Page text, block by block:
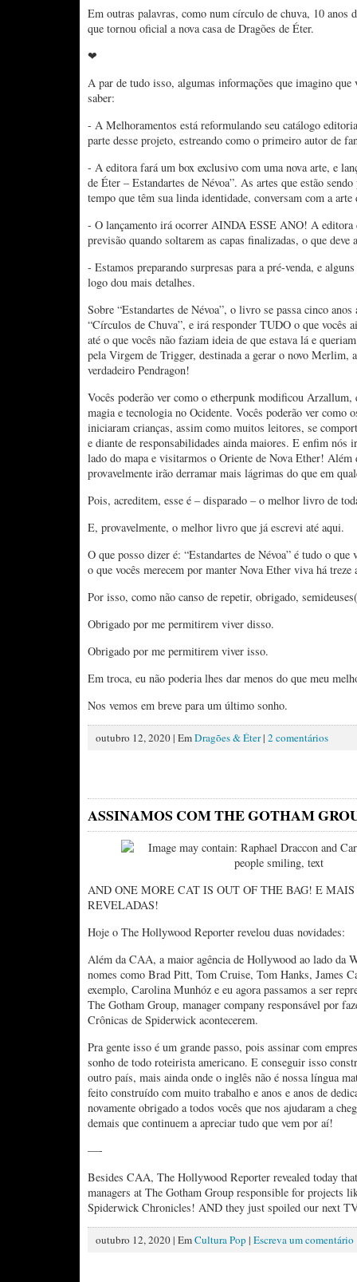
Em outras palavras, como num círculo de chuva, 10 anos
que tornou oficial a nova casa de Dragões de Éter.
❤
A par de tudo isso, algumas informações que imagino que
saber:
- A Melhoramentos está reformulando seu catálogo
parte desse projeto, estreando como o primeiro autor de
- A editora fará um box exclusivo com uma nova arte, e
de Éter – Estandartes de Névoa”. As artes que estão
tempo que têm sua linda identidade, conversam com a arte
- O lançamento irá ocorrer AINDA ESSE ANO! A editora
previsão quando soltarem as capas finalizadas, o que deve
- Estamos preparando surpresas para a pré-venda, e
logo dou mais detalhes.
Sobre “Estandartes de Névoa”, o livro se passa cinco anos
“Círculos de Chuva”, e irá responder TUDO o que vocês
até o que vocês não faziam ideia de que estava lá e
pela Virgem de Trigger, destinada a gerar o novo Merlim,
verdadeiro Pendragon!
Vocês poderão ver como o etherpunk modificou Arzallum,
magia e tecnologia no Ocidente. Vocês poderão ver como
iniciaram crianças, assim como muitos leitores, se
e diante de responsabilidades ainda maiores. E enfim nós
lado do mapa e visitarmos o Oriente de Nova Ether! Além
provavelmente irão derramar mais lágrimas do que em
Pois, acreditem, esse é – disparado – o melhor livro de
E, provavelmente, o melhor livro que já escrevi até aqui.
O que posso dizer é: “Estandartes de Névoa” é tudo o que
o que vocês merecem por manter Nova Ether viva há treze
Por isso, como não canso de repetir, obrigado,
Obrigado por me permitirem viver disso.
Obrigado por me permitirem viver isso.
Em troca, eu não poderia lhes dar menos do que meu
Nos vemos em breve para um último sonho.
outubro 12, 2020 | EmDragões & Éter| 2 comentários
ASSINAMOS COM THE GOTHAM
AND ONE MORE CAT IS OUT OF THE BAG! E MAIS
REVELADAS!
Hoje o The Hollywood Reporter revelou duas novidades:
Além da CAA, a maior agência de Hollywood ao lado da
nomes como Brad Pitt, Tom Cruise, Tom Hanks, James
exemplo, Carolina Munhóz e eu agora passamos a ser
The Gotham Group, manager company responsável por
Crônicas de Spiderwick acontecerem.
Pra gente isso é um grande passo, pois assinar com
sonho de todo roteirista americano. E conseguir isso
outro país, mais ainda onde o inglês não é nossa língua
feito construído com muito trabalho e anos e anos de
novamente obrigado a todos vocês que nos ajudaram a
demais que continuem a apreciar tudo que vem por aí!
—-
Besides CAA, The Hollywood Reporter revealed today
managers at The Gotham Group responsible for projects
Spiderwick Chronicles! AND they just spoiled our next
outubro 12, 2020 | EmCultura Pop| Escreva um comentário